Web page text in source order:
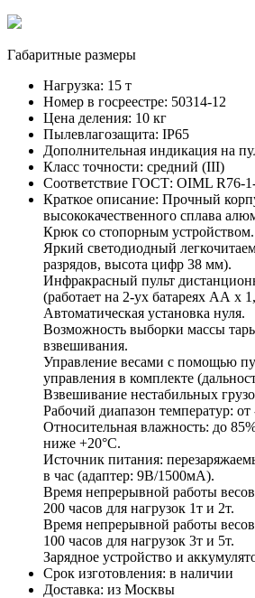
Габаритные размеры
Нагрузка: 15 т
Номер в госреестре: 50314-12
Цена деления: 10 кг
Пылевлагозащита: IP65
Дополнительная индикация на
Класс точности: средний (III)
Соответствие ГОСТ: OIML R76-
Краткое описание: Прочный
высококачественного сплава
Крюк со стопорным устройством.
Яркий светодиодный
разрядов, высота цифр 38 мм).
Инфракрасный пульт
(работает на 2-ух батареях АА х
Автоматическая установка нуля.
Возможность выборки массы
взвешивания.
Управление весами с помощью
управления в комплекте
Взвешивание нестабильных
Рабочий диапазон температур:
Относительная влажность: до
ниже +20°С.
Источник питания:
в час (адаптер: 9В/1500мА).
Время непрерывной работы
200 часов для нагрузок 1т и 2т.
Время непрерывной работы
100 часов для нагрузок 3т и 5т.
Зарядное устройство и
Срок изготовления: в наличии
Доставка: из Москвы